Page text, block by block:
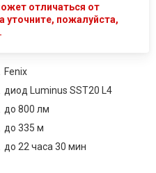
отличаться от
уточните, пожалуйста,
Fenix
диод Luminus SST20 L4
до 800 лм
до 335 м
до 22 часа 30 мин